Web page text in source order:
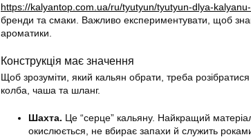
https://kalyantop.com.ua/ru/tyutyun/tyutyun-dlya-
бренди та смаки. Важливо експериментувати, щоб
ароматики.
Конструкція має значення
Щоб зрозуміти, який кальян обрати, треба
колба, чаша та шланг.
Шахта. Це “серце” кальяну. Найкращий
окислюється, не вбирає запахи й служить